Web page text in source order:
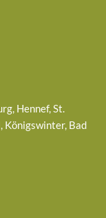
Hennef, St.
Königswinter, Bad